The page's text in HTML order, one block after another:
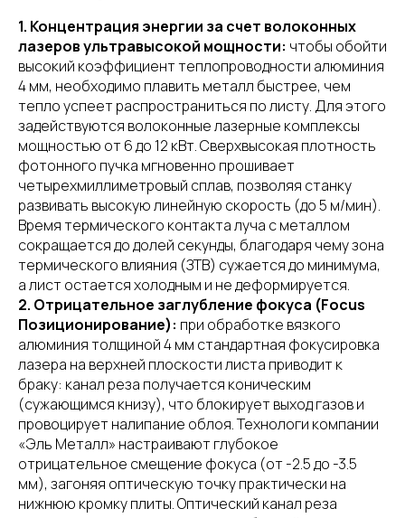
1. Концентрация энергии за счет волоконных
лазеров ультравысокой мощности: чтобы обойти
высокий коэффициент теплопроводности алюминия
4 мм, необходимо плавить металл быстрее, чем
тепло успеет распространиться по листу. Для этого
задействуются волоконные лазерные комплексы
мощностью от 6 до 12 кВт. Сверхвысокая плотность
фотонного пучка мгновенно прошивает
четырехмиллиметровый сплав, позволяя станку
развивать высокую линейную скорость (до 5 м/мин).
Время термического контакта луча с металлом
сокращается до долей секунды, благодаря чему зона
термического влияния (ЗТВ) сужается до минимума,
а лист остается холодным и не деформируется.
2. Отрицательное заглубление фокуса (Focus
Позиционирование): при обработке вязкого
алюминия толщиной 4 мм стандартная фокусировка
лазера на верхней плоскости листа приводит к
браку: канал реза получается коническим
(сужающимся книзу), что блокирует выход газов и
провоцирует налипание облоя. Технологи компании
«Эль Металл» настраивают глубокое
отрицательное смещение фокуса (от -2.5 до -3.5
мм), загоняя оптическую точку практически на
нижнюю кромку плиты. Оптический канал реза